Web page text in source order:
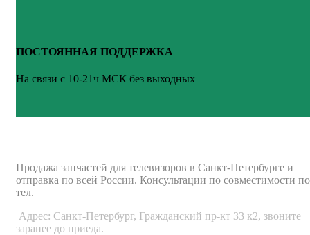
ПОСТОЯННАЯ ПОДДЕРЖКА
На связи с 10-21ч МСК без выходных
Продажа запчастей для телевизоров в Санкт-Петербурге и
отправка по всей России. Консультации по совместимости по
тел.
Адрес: Санкт-Петербург, Гражданский пр-кт 33 к2, звоните
заранее до приеда.